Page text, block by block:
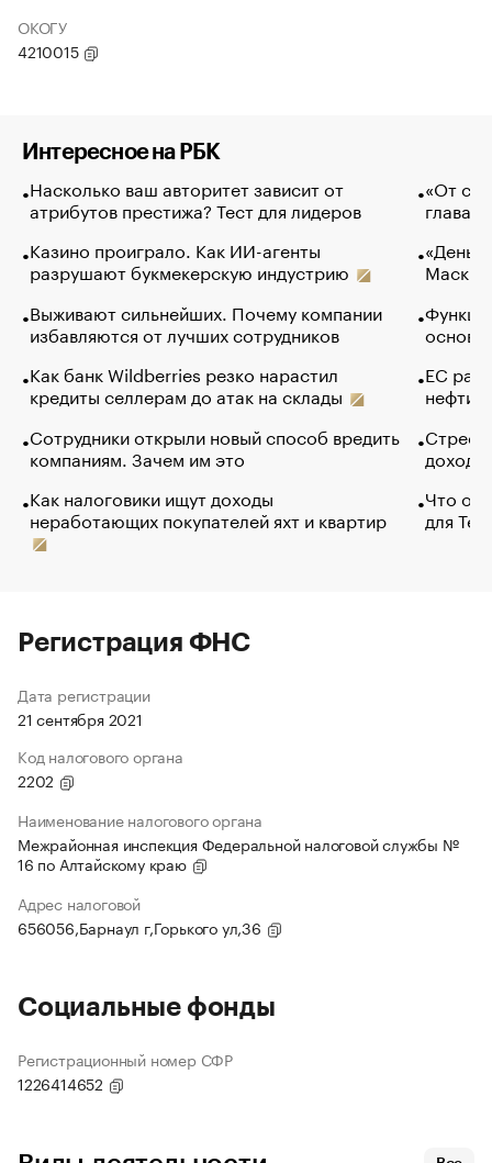
ОКОГУ
4210015
Интересное на РБК
Насколько ваш авторитет зависит от
атрибутов престижа? Тест для лидеров
Казино проиграло. Как ИИ-агенты
разрушают букмекерскую индустрию
Выживают сильнейших. Почему компании
избавляются от лучших сотрудников
Как банк Wildberries резко нарастил
кредиты селлерам до атак на склады
Сотрудники открыли новый способ вредить
компаниям. Зачем им это
Как налоговики ищут доходы
неработающих покупателей яхт и квартир
«От
глава
Маск в
основ
ЕС
нефти
Что
для
Регистрация ФНС
Дата регистрации
21 сентября 2021
Код налогового органа
2202
Наименование налогового органа
Межрайонная инспекция Федеральной налоговой службы №
16 по Алтайскому краю
Адрес налоговой
656056,Барнаул г,Горького ул,36
Социальные фонды
Регистрационный номер СФР
1226414652